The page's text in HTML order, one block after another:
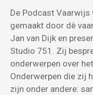
De Podcast
gemaakt door dè
Jan van Dijk en
Studio 751. Zij
onderwerpen over
Onderwerpen die zij
zijn onder andere: